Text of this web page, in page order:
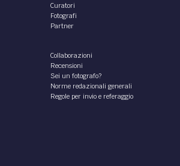
Curatori
Fotografi
Partner
Collaborazioni
Recensioni
Sei un fotografo?
Norme redazionali generali
Regole per invio e referaggio